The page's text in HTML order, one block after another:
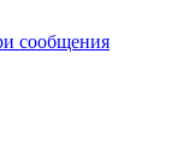
сообщения